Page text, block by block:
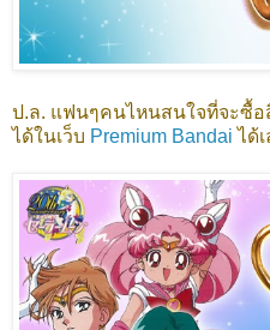
ป.ล. แฟนๆคนไหนสนใจที่จะซื้
ได้ในเว็บ Premium Bandai ได้